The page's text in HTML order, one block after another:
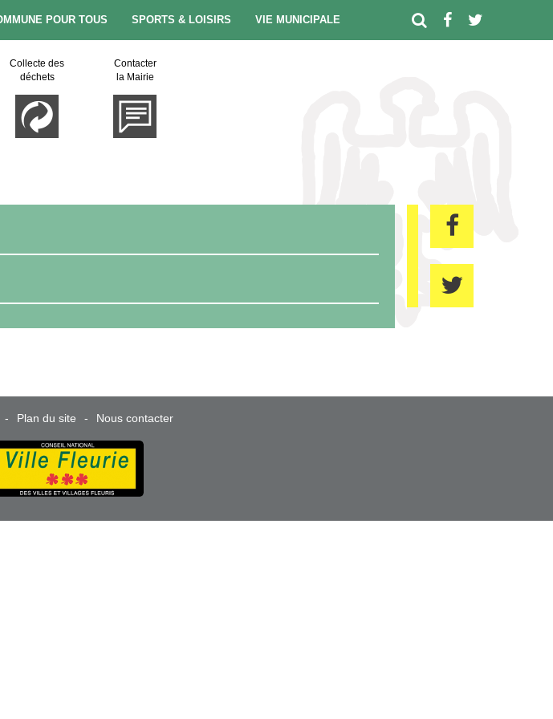
POUR TOUS SPORTS & LOISIRS VIE MUNICIPALE
Collecte des
déchets
Contacter
la Mairie
Plan du site Nous contacter